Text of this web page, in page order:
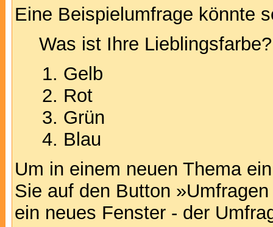
Eine Beispielumfrage könnte
Was ist Ihre Lieblingsfarbe?
Gelb
Rot
Grün
Blau
Um in einem neuen Thema
Sie auf den Button
ein neues Fenster - der